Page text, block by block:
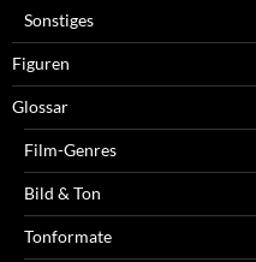
Sonstiges
Figuren
Glossar
Film-Genres
Bild & Ton
Tonformate